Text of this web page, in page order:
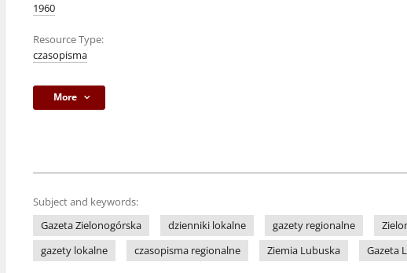
1960
Resource Type:
czasopisma
More
Subject and keywords:
Gazeta Zielonogórska
dzienniki lokalne gazety regionalne
gazety lokalne
czasopisma regionalne Ziemia Lubuska Gazeta